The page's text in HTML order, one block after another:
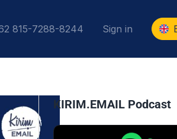
815-7288-8244 Sign in
KIRIM.EMAIL Podcast